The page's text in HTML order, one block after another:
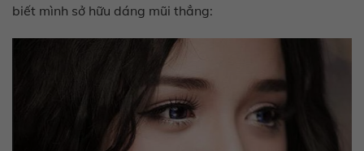
biết mình sở hữu dáng mũi thẳng: